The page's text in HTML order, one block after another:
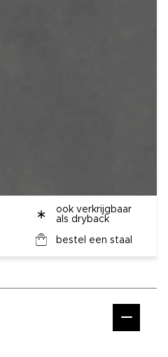
ook verkrijgbaar
als dryback
bestel een staal